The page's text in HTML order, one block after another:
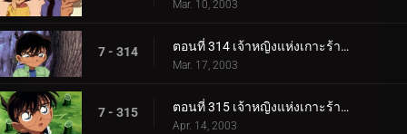
Mar. 10, 2003
7 - 314 ตอนที่ 314 เจ้าหญิงแห่งเกาะร้างกับปราสาทมังกร (ภาคสืบสวน)
Mar. 17, 2003
7 - 315 ตอนที่ 315 เจ้าหญิงแห่งเกาะร้างกับปราสาทมังกร (ภาคปิดคดี)
Apr. 14, 2003